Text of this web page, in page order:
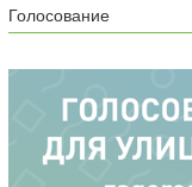
Голосование